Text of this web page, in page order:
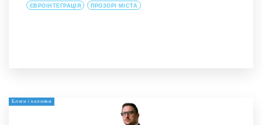
ЄВРОІНТЕГРАЦІЯ ПРОЗОРІ МІСТА
Блоги і колонки